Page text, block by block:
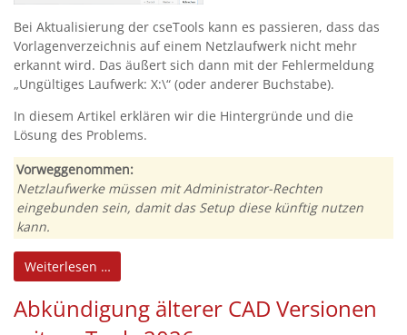
Bei Aktualisierung der cseTools kann es passieren, dass das
Vorlagenverzeichnis auf einem Netzlaufwerk nicht mehr
erkannt wird. Das äußert sich dann mit der Fehlermeldung
„Ungültiges Laufwerk: X:\“ (oder anderer Buchstabe).
In diesem Artikel erklären wir die Hintergründe und die
Lösung des Problems.
Vorweggenommen:
Netzlaufwerke müssen mit Administrator-Rechten
eingebunden sein, damit das Setup diese künftig nutzen
kann.
Weiterlesen …
Abkündigung älterer CAD Versionen